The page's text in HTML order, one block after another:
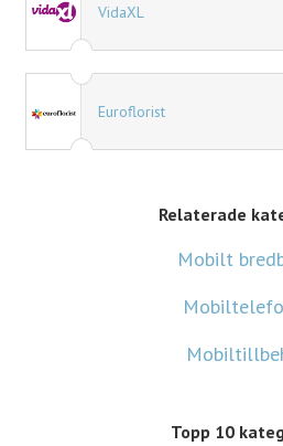
VidaXL
Euroflorist
Relaterade
Mobilt
Topp 10